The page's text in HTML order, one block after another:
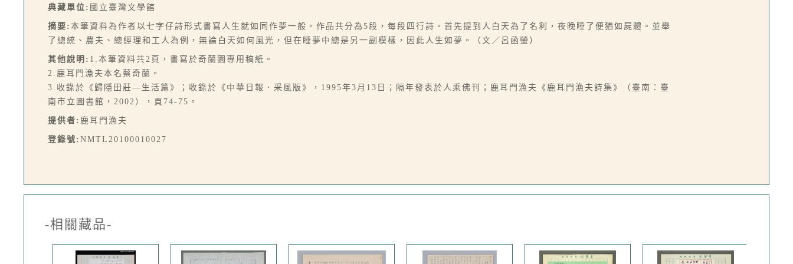
典藏單位: 國立臺灣文學館
摘要: 本筆資料為作者以七字仔詩形式書寫人生就如同作夢一般。作品共分為5段，每段四行詩。首先提到人白天為了名利，夜晚睡了便猶如屍體。並舉
了總統、農夫、總經理和工人為例，無論白天如何風光，但在睡夢中總是另一副模樣，因此人生如夢。（文／呂函螢）
其他說明: 1.本筆資料共2頁，書寫於奇蘭園專用稿紙。
2.鹿耳門漁夫本名蔡奇蘭。
3.收錄於《歸隱田莊—生活篇》；收錄於《中華日報．采風版》，1995年3月13日；隔年發表於人乘佛刊；鹿耳門漁夫《鹿耳門漁夫詩集》（臺南：臺
南市立圖書館，2002），頁74-75。
提供者: 鹿耳門漁夫
登錄號: NMTL20100010027
-相關藏品-